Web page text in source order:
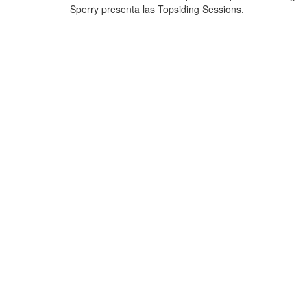
Sperry presenta las Topsiding Sessions.